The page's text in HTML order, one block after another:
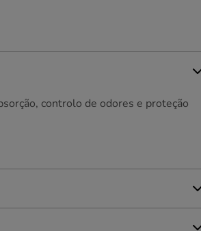
controlo de odores e proteção